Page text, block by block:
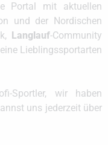
Portal mit aktuellen
und der Nordischen
Langlauf-Community
Lieblingssportarten
Sportler, wir haben
uns jederzeit über